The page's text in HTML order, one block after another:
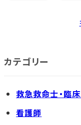
カテゴリー
救急救命士・臨
看護師